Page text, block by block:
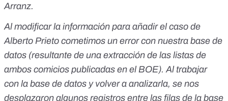
Arranz.
Al modificar la información para añadir el caso de
Alberto Prieto cometimos un error con nuestra base de
datos (resultante de una extracción de las listas de
ambos comicios publicadas en el BOE). Al trabajar
con la base de datos y volver a analizarla, se nos
desplazaron algunos registros entre las filas de la base